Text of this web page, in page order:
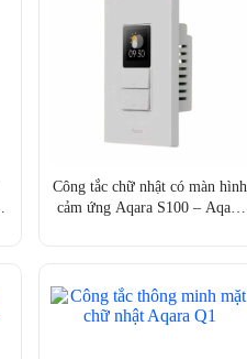
Công tắc chữ nhật có màn hình
cảm ứng Aqara S100 – Aqara